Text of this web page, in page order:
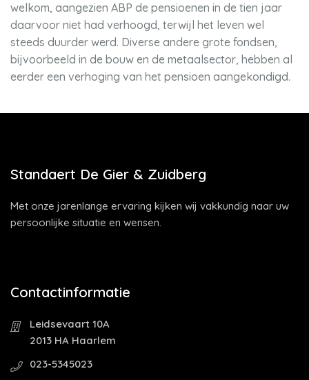
welkom, aangezien ABP de pensioenen in de tien jaar
daarvoor niet had verhoogd, terwijl het leven wel
steeds duurder werd. Diverse andere grote fondsen,
bijvoorbeeld in de bouw en de metaalsector, hebben al
eerder een verhoging van het pensioen aangekondigd.
Standaert De Gier & Zuidberg
Met onze jarenlange ervaring kijken wij vakkundig naar uw
persoonlijke situatie en wensen.
Contactinformatie
Leidsevaart 10A
2013 HA Haarlem
023-5345023